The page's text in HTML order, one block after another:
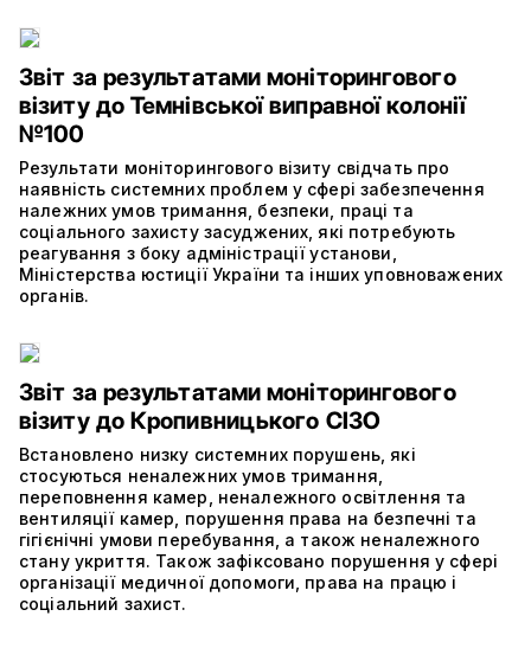
Звіт за результатами моніторингового
візиту до Темнівської виправної колонії
№100
Результати моніторингового візиту свідчать про
наявність системних проблем у сфері забезпечення
належних умов тримання, безпеки, праці та
соціального захисту засуджених, які потребують
реагування з боку адміністрації установи,
Міністерства юстиції України та інших уповноважених
органів.
Звіт за результатами моніторингового
візиту до Кропивницького СІЗО
Встановлено низку системних порушень, які
стосуються неналежних умов тримання,
переповнення камер, неналежного освітлення та
вентиляції камер, порушення права на безпечні та
гігієнічні умови перебування, а також неналежного
стану укриття. Також зафіксовано порушення у сфері
організації медичної допомоги, права на працю і
соціальний захист.